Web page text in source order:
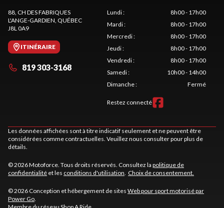
88, CH DES FABRIQUES
L'ANGE-GARDIEN, QUÉBEC
J8L 0A9
ITINÉRAIRE
819 303-3168
Lundi:
8h00 - 17h00
Mardi:
8h00 - 17h00
Mercredi:
8h00 - 17h00
Jeudi:
8h00 - 17h00
Vendredi:
8h00 - 17h00
Samedi:
10h00 - 14h00
Dimanche: Fermé
Restez connecté
Les données affichées sont à titre indicatif seulement et ne peuvent être
considérées comme contractuelles. Veuillez nous consulter pour plus de
détails.
© 2026 Motoforce. Tous droits réservés. Consultez la politique de
confidentialité et les conditions d'utilisation. Choix de consentement.
© 2026 Conception et hébergement de sites Web pour sport motorisé par
Power Go.